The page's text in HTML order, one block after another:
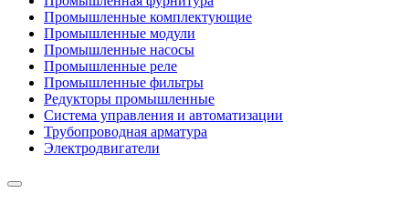
Промышленные комплектующие
Промышленные модули
Промышленные насосы
Промышленные реле
Промышленные фильтры
Редукторы промышленные
Система управления и автоматизации
Трубопроводная арматура
Электродвигатели